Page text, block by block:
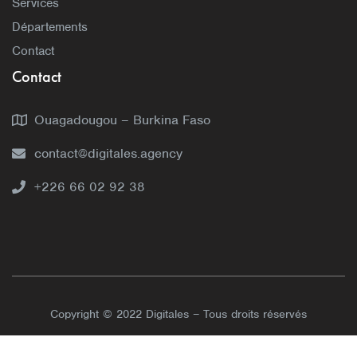
Départements
Contact
Contact
Ouagadougou – Burkina Faso
contact@digitales.agency
+226 66 02 92 38
Copyright © 2022 Digitales – Tous droits réservés